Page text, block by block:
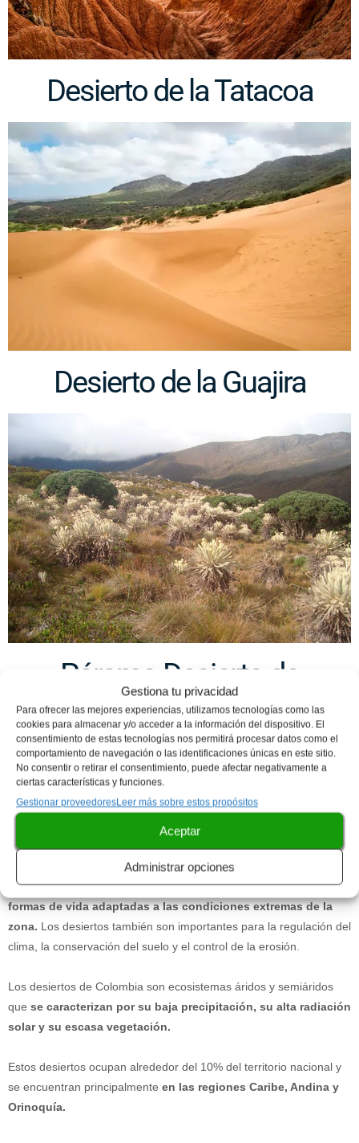
Gestiona tu privacidad
Para ofrecer las mejores experiencias, utilizamos tecnologías como las
cookies para almacenar y/o acceder a la información del dispositivo. El
consentimiento de estas tecnologías nos permitirá procesar datos como el
comportamiento de navegación o las identificaciones únicas en este sitio.
No consentir o retirar el consentimiento, puede afectar negativamente a
ciertas características y funciones.
Gestionar proveedoresLeer más sobre estos propósitos
Aceptar
Administrar opciones
Desierto de la Tatacoa
Desierto de la Guajira
Páramo Desierto de
Santurban
1.4. Desiertos:Aunque en un primer momento pueden parecer
lugares inhóspitos y sin vida, los desiertosson ecosistemas muy
importantes para la biodiversidad y la conservación de
especies endémicas.
Son hogar de comunidades humanasque han desarrollado
formas de vida adaptadas a las condiciones extremas de la
zona. Los desiertos también son importantes para la regulación del
clima, la conservación del suelo y el control de la erosión.
Los desiertos de Colombia son ecosistemas áridos y semiáridos
que se caracterizan por su baja precipitación, su alta radiación
solar y su escasa vegetación.
Estos desiertos ocupan alrededor del 10% del territorio nacional y
se encuentran principalmente en las regiones Caribe, Andina y
Orinoquía.